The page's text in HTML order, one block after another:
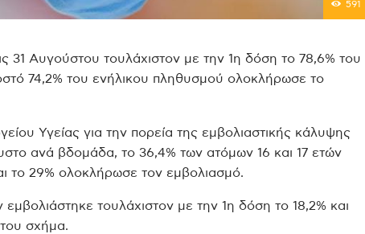
591
31 Αυγούστου τουλάχιστον με την 1η δόση το 78,6% του
74,2% του ενήλικου πληθυσμού ολοκλήρωσε το
Υγείας για την πορεία της εμβολιαστικής κάλυψης
ανά βδομάδα, το 36,4% των ατόμων 16 και 17 ετών
το 29% ολοκλήρωσε τον εμβολιασμό.
τουλάχιστον με την 1η δόση το 18,2% και
σχήμα.